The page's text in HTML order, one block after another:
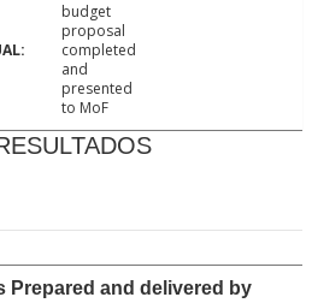
budget
proposal
completed
and
presented
to MoF
Prepared and delivered by